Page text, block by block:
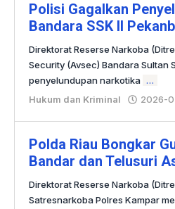
Polisi Gagalkan
Bandara SSK II
Direktorat Reserse Narkoba
Security (Avsec) Bandara Sultan
penyelundupan narkotika …
Hukum dan Kriminal
2026-
Polda Riau Bongkar
Bandar dan Telusuri
Direktorat Reserse Narkoba
Satresnarkoba Polres Kampar